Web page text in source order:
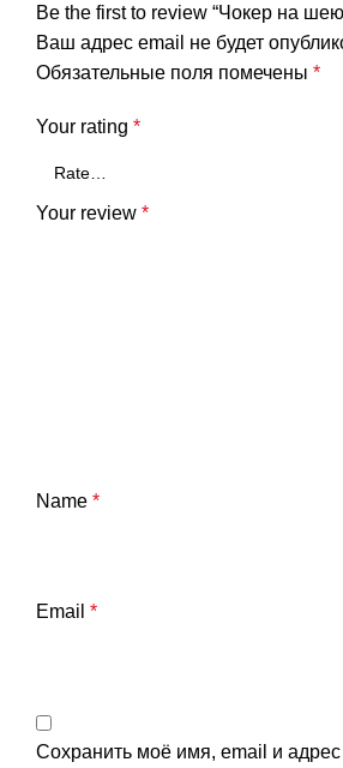
Be the first to review “Чокер на
Ваш адрес email не будет
Обязательные поля помечены *
Your rating *
Your review *
Name *
Email *
Сохранить моё имя, email и адрес